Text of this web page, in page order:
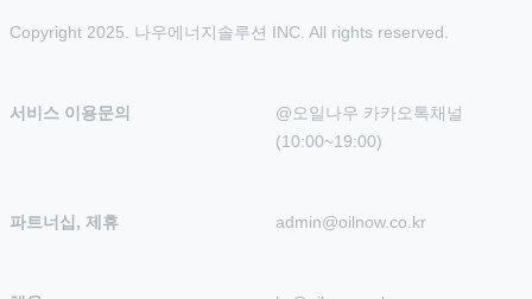
Copyright 2025. 나우에너지솔루션 INC. All rights reserved.
서비스 이용문의
@오일나우 카카오톡채널
(10:00~19:00)
파트너십, 제휴 admin@oilnow.co.kr